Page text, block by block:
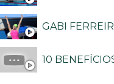
GABI
10